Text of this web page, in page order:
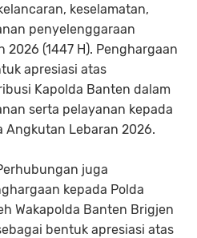
keselamatan,
penyelenggaraan
(1447 H). Penghargaan
apresiasi atas
Kapolda Banten dalam
serta pelayanan kepada
Angkutan Lebaran 2026.
juga
kepada Polda
Wakapolda Banten Brigjen
bentuk apresiasi atas